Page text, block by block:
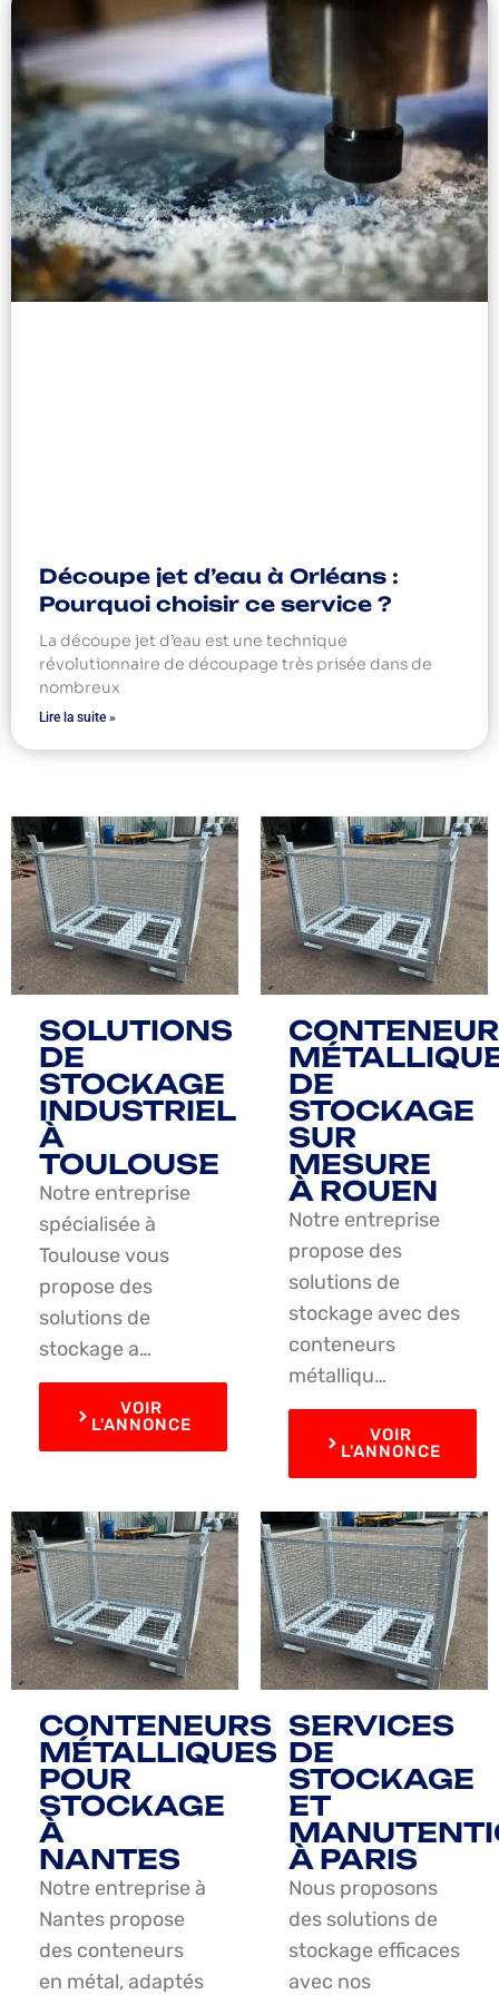
Découpe jet d’eau à Orléans :
Pourquoi choisir ce service ?
La découpe jet d’eau est une technique
révolutionnaire de découpage très prisée dans de
nombreux
Lire la suite »
SOLUTIONS
DE
STOCKAGE
INDUSTRIEL
À
TOULOUSE
Notre entreprise
spécialisée à
Toulouse vous
propose des
solutions de
stockage a…
VOIR
L'ANNONCE
DE
STOCKAGE
SUR
MESURE
À ROUEN
Notre entreprise
propose des
solutions de
stockage avec des
conteneurs
métalliqu…
VOIR
L'ANNONCE
CONTENEURS
MÉTALLIQUES
POUR
STOCKAGE
À
NANTES
Notre entreprise à
Nantes propose
des conteneurs
en métal, adaptés
SERVICES
DE
STOCKAGE
ET
À PARIS
Nous proposons
des solutions de
stockage efficaces
avec nos